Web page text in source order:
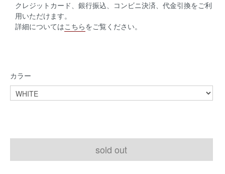
クレジットカード、銀行振込、コンビニ決済、代金引換をご利
用いただけます。
詳細についてはこちら をご覧ください。
カラー
sold out